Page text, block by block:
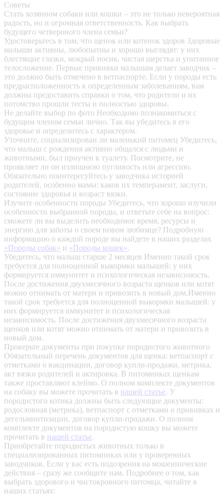
Советы
Стать хозяином собаки или кошки – это не только невероятная
радость, но и огромная ответственность. Как выбрать
будущего четвероного члена семьи?
Удостоверьтесь в том, что щенок или котенок здоров Здоровые
малыши активны, любопытны и хорошо выглядят: у них
блестящие глазки, мокрый носик, чистая шерстка и упитанное
телосложение. Первые прививки малышам делает заводчик –
это должно быть отмечено в ветпаспорте. Если у породы есть
предрасположенность к определенным заболеваниям, вам
должны предоставить справки о том, что родители и их
потомство прошли тесты и полностью здоровы.
Не делайте выбор по фото Необходимо познакомиться с
будущим членом семьи лично. Так вы убедитесь в его
здоровье и определитесь с характером.
Уточните, социализирован ли маленький питомец Убедитесь,
что малыш с рождения активно общался с людьми и
животными, был приучен к туалету. Посмотрите, не
проявляет ли он излишнюю пугливость или агрессию.
Обязательно поинтересуйтесь у заводчика историей
родителей, особенно мамы: каков их темперамент, заслуги,
состояние здоровья и возраст вязки.
Изучите особенности породы Убедитесь, что хорошо изучили
особенности выбранной породы, и ответьте себе на вопрос:
сможете ли вы выделить необходимое время, ресурсы и
энергию для заботы о своем новом любимце? Подробную
информацию о каждой породе вы найдете в наших разделах
«Породы собак» и «Породы кошек».
Убедитесь, что малыш старше 2 месяцев Именно такой срок
требуется для полноценной выкормки малышей: у них
формируется иммунитет и психологическая независимость.
После достижения двухмесячного возраста щенков или котят
можно отнимать от матери и привозить в новый дом.Именно
такой срок требуется для полноценной выкормки малышей: у
них формируется иммунитет и психологическая
независимость. После достижения двухмесячного возраста
щенков или котят можно отнимать от матери и привозить в
новый дом.
Проверьте документы при покупке породистого животного
Обязательный перечень документов для щенка: ветпаспорт с
отметками о вакцинации, договор купли-продажи, метрика,
акт вязки родителей и актировка. В питомниках щенкам
также проставляют клеймо. О полном комплекте документов
на собаку вы можете прочитать в нашей статье. У
породистого котика должны быть следующие документы:
родословная (метрика), ветпаспорт с отметками о прививках и
дегельминтизации, договор купли-продажи. О полном
комплекте документов на породистую кошку вы можете
прочитать в нашей статье.
Приобретайте породистых животных только в
специализированных питомниках или у проверенных
заводчиков. Если у вас есть подозрения на мошеннические
действия – сразу же сообщите нам. Подробнее о том, как
выбрать здорового и чистокровного питомца, читайте в
наших статьях: